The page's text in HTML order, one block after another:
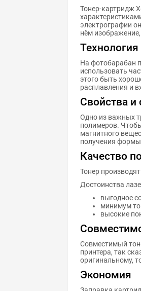
Тонер-картридж
электрографии
нём изображение,
На фотобарабан
использовать
этого быть
расплавления и
Свойства и
Одно из важных
полимеров.
магнитного
получения
Качество
Тонер
Достоинства
выгодное
минимум
высокие
Совместимый
принтера, так
оригинальному,
Экономия